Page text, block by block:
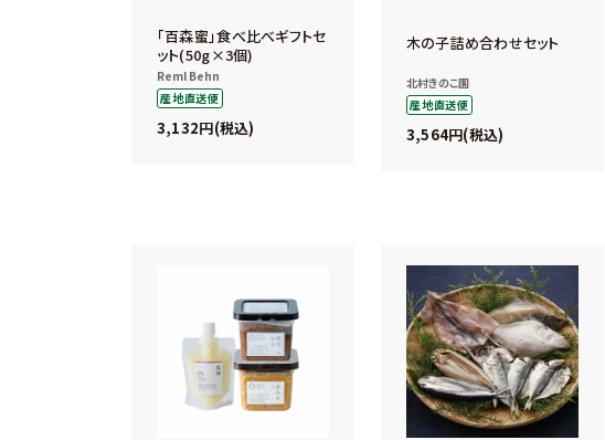
「百森蜜」食べ比べギフトセ
ット(50g×3個)
Reml Behn
産地直送便
3,132 税込
木の子詰め合わせセット
北村きのこ園
産地直送便
3,564 税込